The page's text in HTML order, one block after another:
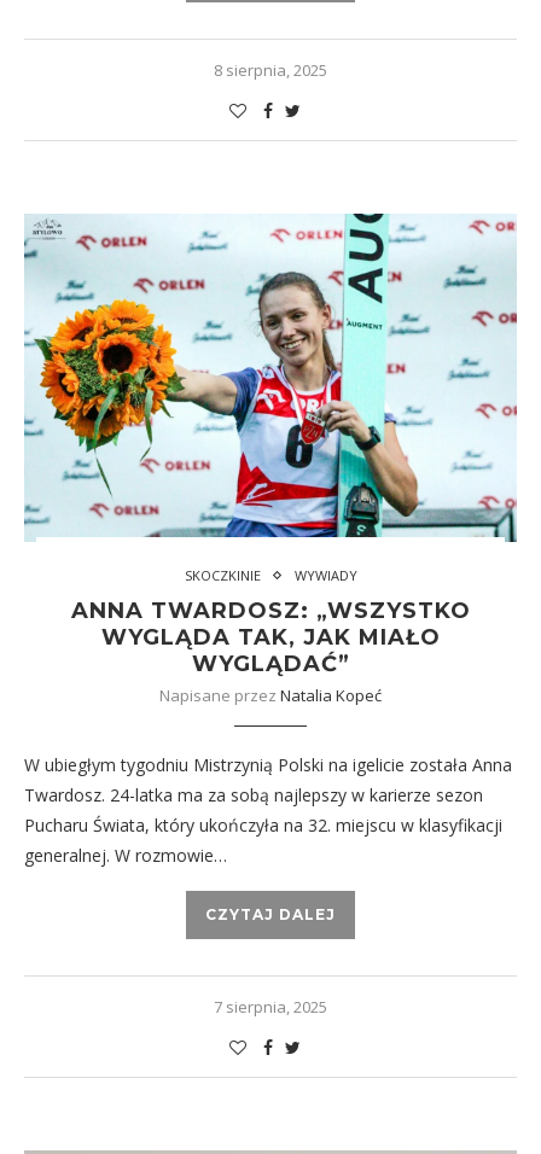
8 sierpnia, 2025
SKOCZKINIE WYWIADY
ANNA TWARDOSZ: „WSZYSTKO
WYGLĄDA TAK, JAK MIAŁO
WYGLĄDAĆ”
Napisane przez Natalia Kopeć
W ubiegłym tygodniu Mistrzynią Polski na igelicie została Anna
Twardosz. 24-latka ma za sobą najlepszy w karierze sezon
Pucharu Świata, który ukończyła na 32. miejscu w klasyfikacji
generalnej. W rozmowie…
CZYTAJ DALEJ
7 sierpnia, 2025